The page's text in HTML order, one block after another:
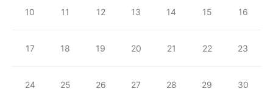
10 11 12 13 14 15 16
17 18 19 20 21 22 23
24 25 26 27 28 29 30